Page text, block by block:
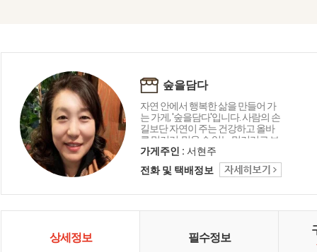
숲을담다
자연 안에서 행복한 삶을 만들어 가
는 가게, '숲을담다'입니다. 사람의 손
길보단 자연이 주는 건강하고 올바
른 먹거리, 믿을 수 있는 먹거리로 보
답하겠습니다.
가게주인 : 서현주
전화 및 택배정보
상세정보 필수정보